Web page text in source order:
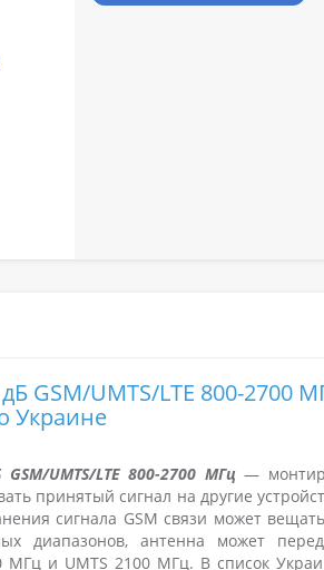
GSM/UMTS/LTE 800-2700
Украине
UMTS/LTE 800-2700 МГц—
принятый сигнал на другие
сигнала GSM связи может
диапазонов, антенна может
МГц и UMTS 2100 МГц. В список